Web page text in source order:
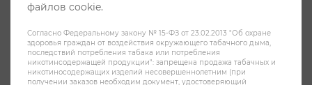
файлов cookie.
Согласно Федеральному закону № 15-ФЗ от 23.02.2013 "Об охране
здоровья граждан от воздействия окружающего табачного дыма,
последствий потребления табака или потребления
никотинсодержащей продукции": запрещена продажа табачных и
никотиносодержащих изделий несовершеннолетним (при
получении заказов необходим документ, удостоверяющий